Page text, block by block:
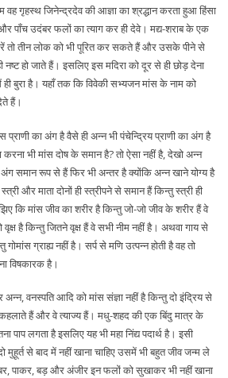
गृहस्थ जिनेन्द्रदेव की आज्ञा का श्रद्धान करता हुआ हिंसा
पाँच उदंबर फलों का त्याग कर ही देवे। मद्य-शराब के एक
तो तीन लोक को भी पूरित कर सकते हैं और उसके पीने से
हो जाते हैं। इसलिए इस मदिरा को दूर से ही छोड़ देना
ही बुरा है। यहाँ तक कि विवेकी सभ्यजन मांस के नाम को
हैं।
का अंग है वैसे ही अन्न भी पंचेन्द्रिय प्राणी का अंग है
भी मांस दोष के समान है? तो ऐसा नहीं है, देखो अन्न
अंग समान रूप से हैं फिर भी अन्तर है क्योंकि अन्न खाने योग्य है
और माता दोनों ही स्त्रीपने से समान हैं किन्तु स्त्री ही
कि मांस जीव का शरीर है किन्तु जो-जो जीव के शरीर हैं वे
है किन्तु जितने वृक्ष हैं वे सभी नीम नहीं है। अथवा गाय से
गोमांस ग्राह्य नहीं है। सर्प से मणि उत्पन्न होती है वह तो
विषकारक है।
वनस्पति आदि को मांस संज्ञा नहीं है किन्तु दो इंद्रिय से
हैं और वे त्याज्य हैं। मधु-शहद की एक बिंदु मात्र के
पाप लगता है इसलिए यह भी महा निंद्य पदार्थ है। इसी
से बाद में नहीं खाना चाहिए उसमें भी बहुत जीव जन्म ले
पाकर, बड़ और अंजीर इन फलों को सुखाकर भी नहीं खाना